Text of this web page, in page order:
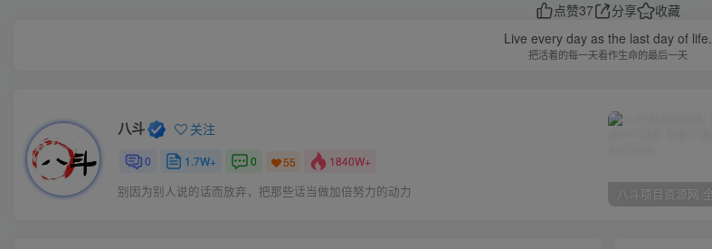
点赞37 分享
收藏
Live every day as the last day of life.
把活着的每一天看作生命的最后一天
八斗 关注
0 1.7W+ 0 55 1840W+
别因为别人说的话而放弃，把那些话当做加倍努力的动力